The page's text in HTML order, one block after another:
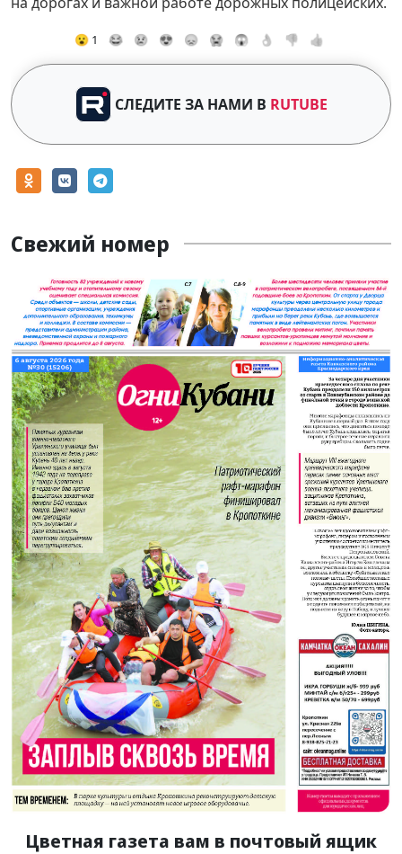
😮 1 😂 😢 😍 😞 😭 😱 👌 👎 👍
СЛЕДИТЕ ЗА НАМИ В RUTUBE
Свежий номер
Цветная газета вам в почтовый ящик